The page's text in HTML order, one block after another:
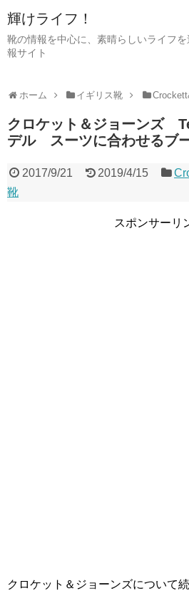
輝けライフ！
靴の情報を中心に、素晴らしいライフ
報サイト
ホーム イギリス靴
クロケット＆ジョーンズ
デル スーツに合わせるブ
2017/9/21 2019/4/15
靴
スポンサーリ
クロケット＆ジョーンズについて続